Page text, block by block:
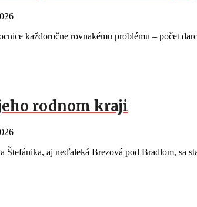
každoročne rovnakému problému – počet
rodnom kraji
Štefánika, aj neďaleká Brezová pod Bradlom, sa